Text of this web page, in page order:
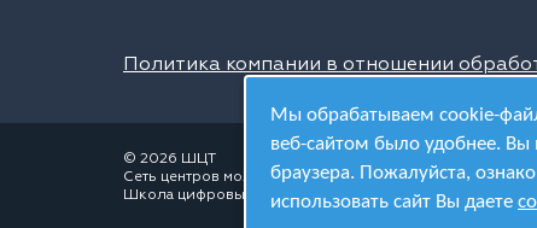
Политика компании в отношении
© 2026 ШЦТ
Сеть центров молодёжного инновационного творчества
Школа цифровых технологий
Мы обрабатываем cookie-
веб-сайтом было удобнее. Вы
браузера. Пожалуйста,
использовать сайт Вы даете